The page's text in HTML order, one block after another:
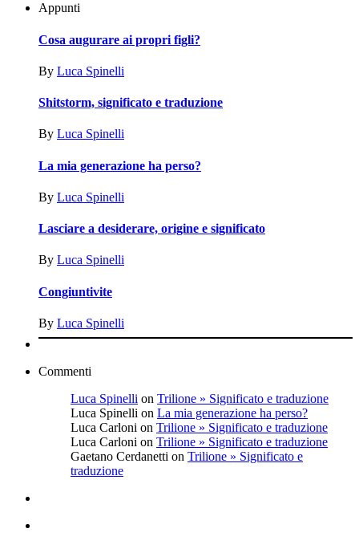
Appunti
Cosa augurare ai propri figli?
By Luca‎ Spinelli
Shitstorm, significato e traduzione
By Luca‎ Spinelli
La mia generazione ha perso?
By Luca‎ Spinelli
Lasciare a desiderare, origine e significato
By Luca‎ Spinelli
Congiuntivite
By Luca‎ Spinelli
Commenti
Luca‎ Spinelli on Trilione » Significato e traduzione
Luca Spinelli on La mia generazione ha perso?
Luca Carloni on Trilione » Significato e traduzione
Luca Carloni on Trilione » Significato e traduzione
Gaetano Cerdanetti on Trilione » Significato e
traduzione